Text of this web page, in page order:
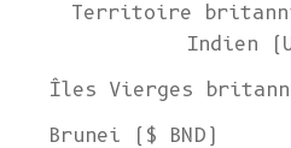
Territoire
Indien
Îles Vierges
Brunei ($ BND)